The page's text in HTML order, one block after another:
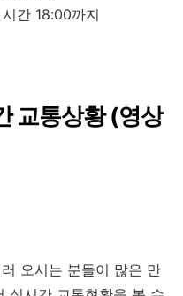
간 18:00까지
교통상황 (영상
오시는 분들이 많은 만